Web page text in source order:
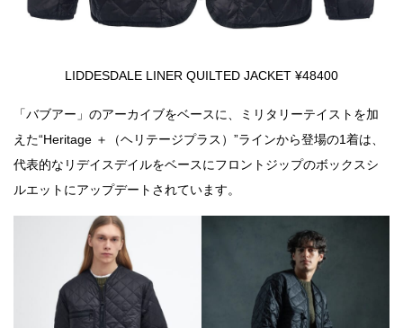
LIDDESDALE LINER QUILTED JACKET ¥48400
「バブアー」のアーカイブをベースに、ミリタリーテイストを加
えた“Heritage ＋（ヘリテージプラス）”ラインから登場の1着は、
代表的なリデイスデイルをベースにフロントジップのボックスシ
ルエットにアップデートされています。